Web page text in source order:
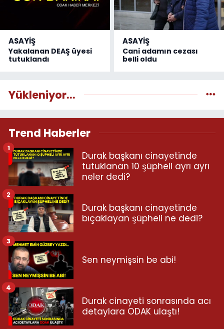
ASAYİŞ
Yakalanan DEAŞ üyesi
tutuklandı
ASAYİŞ
Cani adamın cezası
belli oldu
Yükleniyor...
Trend Haberler
Durak başkanı cinayetinde
tutuklanan 10 şüpheli ayrı ayrı
neler dedi?
1
Durak başkanı cinayetinde
bıçaklayan şüpheli ne dedi?
2
Sen neymişsin be abi!
3
Durak cinayeti sonrasında acı
detaylara ODAK ulaştı!
4